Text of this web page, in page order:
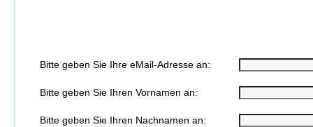
Bitte geben Sie Ihre eMail-Adresse an:
Bitte geben Sie Ihren Vornamen an:
Bitte geben Sie Ihren Nachnamen an: